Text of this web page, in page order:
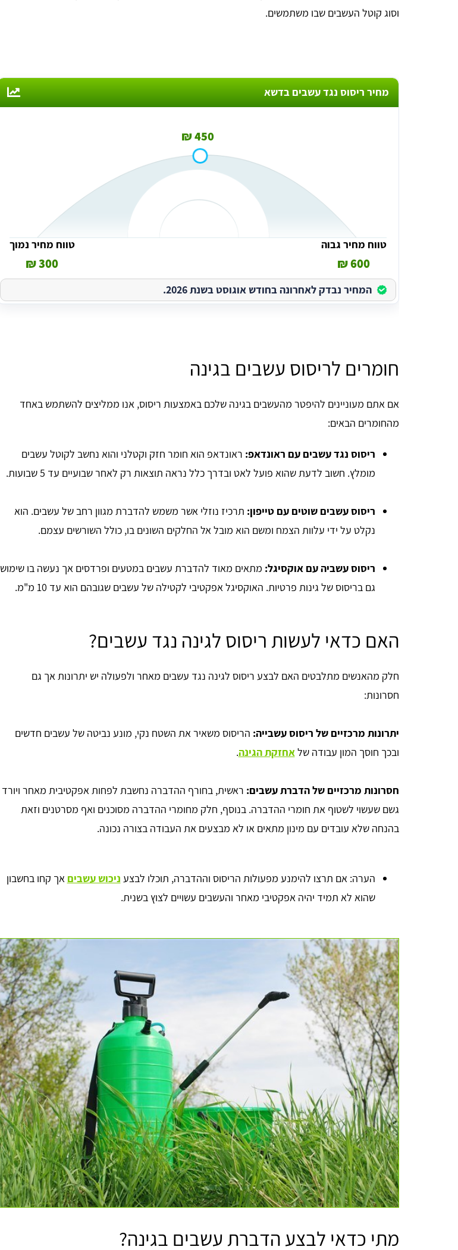
וסוג קוטל העשבים שבו משתמשים.
מחיר ריסוס נגד עשבים בדשא
450 ₪
טווח מחיר גבוה
600 ₪
טווח מחיר נמוך
300 ₪
המחיר נבדק לאחרונה בחודש אוגוסט בשנת 2026.
חומרים לריסוס עשבים בגינה
אם אתם מעוניינים להיפטר מהעשבים בגינה שלכם באמצעות ריסוס, אנו ממליצים להשתמש באחד
מהחומרים הבאים:
ריסוס נגד עשבים עם ראונדאפ: ראונדאפ הוא חומר חזק וקטלני והוא נחשב לקוטל עשבים
מומלץ. חשוב לדעת שהוא פועל לאט ובדרך כלל נראה תוצאות רק לאחר שבועיים עד 5 שבועות.
ריסוס עשבים שוטים עם טייפון: תרכיז נוזלי אשר משמש להדברת מגוון רחב של עשבים. הוא
נקלט על ידי עלוות הצמח ומשם הוא מובל אל החלקים השונים בו, כולל השורשים עצמם.
ריסוס עשביה עם אוקסיגל: מתאים מאוד להדברת עשבים במטעים ופרדסים אך נעשה בו שימוש
גם בריסוס של גינות פרטיות. האוקסיגל אפקטיבי לקטילה של עשבים שגובהם הוא עד 10 מ"מ.
האם כדאי לעשות ריסוס לגינה נגד עשבים?
חלק מהאנשים מתלבטים האם לבצע ריסוס לגינה נגד עשבים מאחר ולפעולה יש יתרונות אך גם
חסרונות:
יתרונות מרכזיים של ריסוס עשבייה: הריסוס משאיר את השטח נקי, מונע נביטה של עשבים חדשים
ובכך חוסך המון עבודה שלאחזקת הגינה.
חסרונות מרכזיים של הדברת עשבים: ראשית, בחורף ההדברה נחשבת לפחות אפקטיבית מאחר ויורד
גשם שעשוי לשטוף את חומרי ההדברה. בנוסף, חלק מחומרי ההדברה מסוכנים ואף מסרטנים וזאת
בהנחה שלא עובדים עם מינון מתאים או לא מבצעים את העבודה בצורה נכונה.
הערה: אם תרצו להימנע מפעולות הריסוס וההדברה, תוכלו לבצע ניכוש עשבים אך קחו בחשבון
שהוא לא תמיד יהיה אפקטיבי מאחר והעשבים עשויים לצוץ בשנית.
מתי כדאי לבצע הדברת עשבים בגינה?